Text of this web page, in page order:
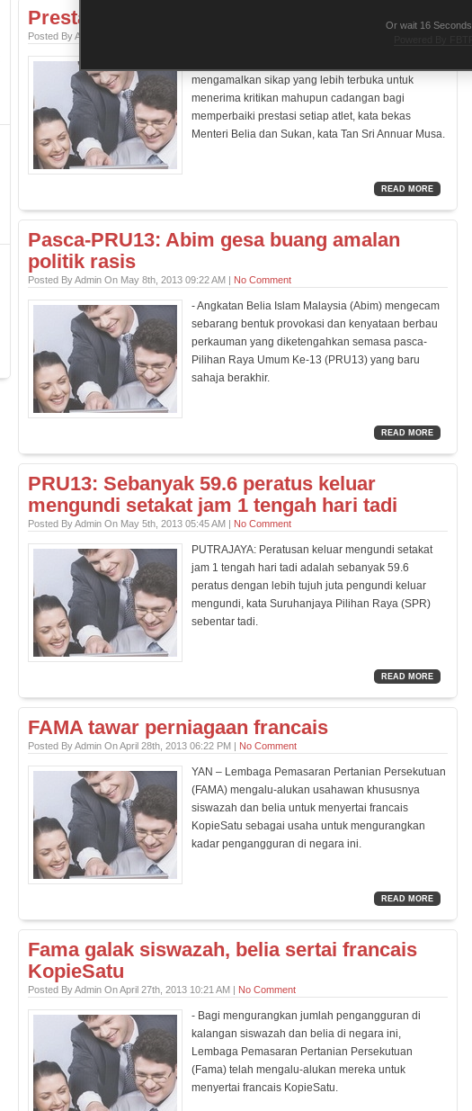
Prestasi atlet diperhati umum
Posted By Admin On May 8th, 2013 04:24 PM |
mengamalkan sikap yang lebih terbuka untuk
menerima kritikan mahupun cadangan bagi
memperbaiki prestasi setiap atlet, kata bekas
Menteri Belia dan Sukan, kata Tan Sri Annuar Musa.
READ MORE
Pasca-PRU13: Abim gesa buang amalan
politik rasis
Posted By Admin On May 8th, 2013 09:22 AM | No Comment
- Angkatan Belia Islam Malaysia (Abim) mengecam
sebarang bentuk provokasi dan kenyataan berbau
perkauman yang diketengahkan semasa pasca-
Pilihan Raya Umum Ke-13 (PRU13) yang baru
sahaja berakhir.
READ MORE
PRU13: Sebanyak 59.6 peratus keluar
mengundi setakat jam 1 tengah hari tadi
Posted By Admin On May 5th, 2013 05:45 AM | No Comment
PUTRAJAYA: Peratusan keluar mengundi setakat
jam 1 tengah hari tadi adalah sebanyak 59.6
peratus dengan lebih tujuh juta pengundi keluar
mengundi, kata Suruhanjaya Pilihan Raya (SPR)
sebentar tadi.
READ MORE
FAMA tawar perniagaan francais
Posted By Admin On April 28th, 2013 06:22 PM | No Comment
YAN – Lembaga Pemasaran Pertanian Persekutuan
(FAMA) mengalu-alukan usahawan khususnya
siswazah dan belia untuk menyertai francais
KopieSatu sebagai usaha untuk mengurangkan
kadar pengangguran di negara ini.
READ MORE
Fama galak siswazah, belia sertai francais
KopieSatu
Posted By Admin On April 27th, 2013 10:21 AM | No Comment
- Bagi mengurangkan jumlah pengangguran di
kalangan siswazah dan belia di negara ini,
Lembaga Pemasaran Pertanian Persekutuan
(Fama) telah mengalu-alukan mereka untuk
menyertai francais KopieSatu.
Or wait 15 Seconds.